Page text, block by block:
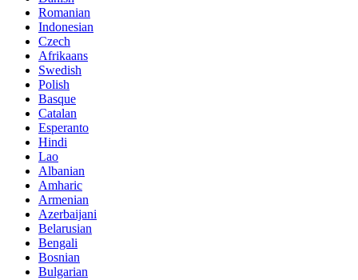
Romanian
Indonesian
Czech
Afrikaans
Swedish
Polish
Basque
Catalan
Esperanto
Hindi
Lao
Albanian
Amharic
Armenian
Azerbaijani
Belarusian
Bengali
Bosnian
Bulgarian